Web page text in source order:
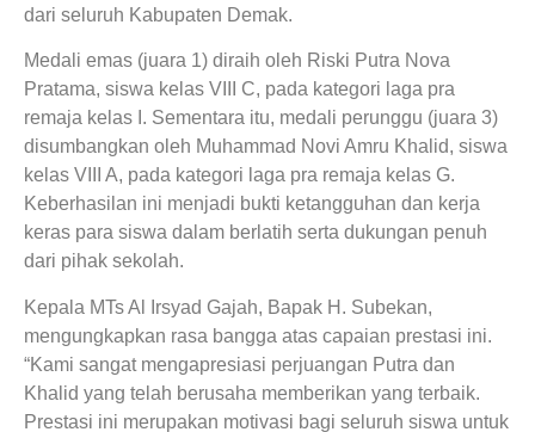
dari seluruh Kabupaten Demak.
Medali emas (juara 1) diraih oleh Riski Putra Nova
Pratama, siswa kelas VIII C, pada kategori laga pra
remaja kelas I. Sementara itu, medali perunggu (juara 3)
disumbangkan oleh Muhammad Novi Amru Khalid, siswa
kelas VIII A, pada kategori laga pra remaja kelas G.
Keberhasilan ini menjadi bukti ketangguhan dan kerja
keras para siswa dalam berlatih serta dukungan penuh
dari pihak sekolah.
Kepala MTs Al Irsyad Gajah, Bapak H. Subekan,
mengungkapkan rasa bangga atas capaian prestasi ini.
“Kami sangat mengapresiasi perjuangan Putra dan
Khalid yang telah berusaha memberikan yang terbaik.
Prestasi ini merupakan motivasi bagi seluruh siswa untuk